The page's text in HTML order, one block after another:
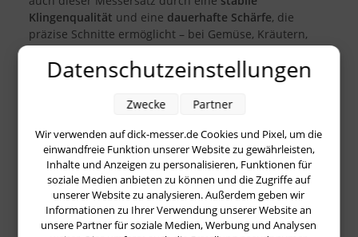
Klingenqualität und eine dauerhafte Schärfe, die
präzise Schnitte ermöglicht – bei Gemüse, Kräutern,
Fleisch oder Brot. Die Klingen sind so ausgelegt, dass
sie angenehm durch das Schneidgut gleiten und dabei
ein kontrolliertes Schnittbild liefern. Das erleichtert
nicht nur die Vorbereitung, sondern trägt auch zu
Ein weiterer Pluspunkt ist dieergonomische
Handhabung. Die Messer liegen sicher in der Hand,
sodass auch längere Schneidarbeiten komfortabel
bleiben. Durch die ausgewogene Balance zwischen
Klinge und Griff lässt sich die Führung präzise steuern
– ein Vorteil, wenn es auf feine Schnitte, gleichmäßige
Datenschutzeinstellungen
Wir verwenden auf dick-messer.de Cookies und Pixel, um die
einwandfreie Funktion unserer Website zu gewährleisten,
Inhalte und Anzeigen zu personalisieren, Funktionen für
soziale Medien anbieten zu können und die Zugriffe auf
unserer Website zu analysieren. Außerdem geben wir
Informationen zu Ihrer Verwendung unserer Website an
unsere Partner für soziale Medien, Werbung und Analysen
Zwecke Partner